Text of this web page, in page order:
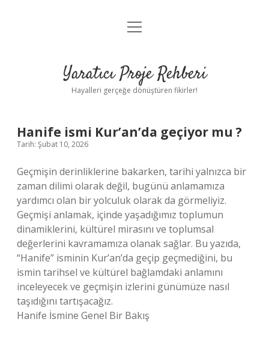
Anasayfa
Yasal Uyarı
menüyü
Yaratıcı Proje Rehberi
Hayalleri gerçeğe dönüştüren fikirler!
Hanife ismi Kur’an’da geçiyor mu ?
Tarih: Şubat 10, 2026
Geçmişin derinliklerine bakarken, tarihi yalnızca bir
zaman dilimi olarak değil, bugünü anlamamıza
yardımcı olan bir yolculuk olarak da görmeliyiz.
Geçmişi anlamak, içinde yaşadığımız toplumun
dinamiklerini, kültürel mirasını ve toplumsal
değerlerini kavramamıza olanak sağlar. Bu yazıda,
“Hanife” isminin Kur’an’da geçip geçmediğini, bu
ismin tarihsel ve kültürel bağlamdaki anlamını
inceleyecek ve geçmişin izlerini günümüze nasıl
taşıdığını tartışacağız.
Hanife İsmine Genel Bir Bakış